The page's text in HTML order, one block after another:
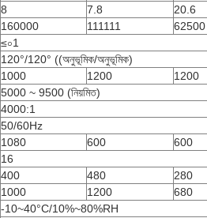
8 7.8 20.6
160000 111111 62500
≤০1
120°/120° ((অনুভূমিক/অনুভূমিক)
1000 1200 1200
5000 ~ 9500 (নিয়মিত)
4000:1
50/60Hz
1080 600 600
16
400 480 280
1000 1200 680
-10~40°C/10%~80%RH